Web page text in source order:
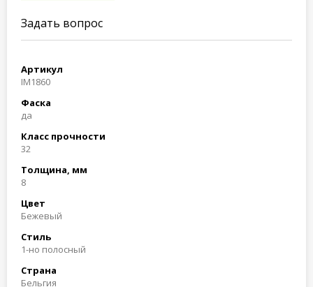
Задать вопрос
Артикул
IM1860
Фаска
да
Класс прочности
32
Толщина, мм
8
Цвет
Бежевый
Стиль
1-но полосный
Страна
Бельгия